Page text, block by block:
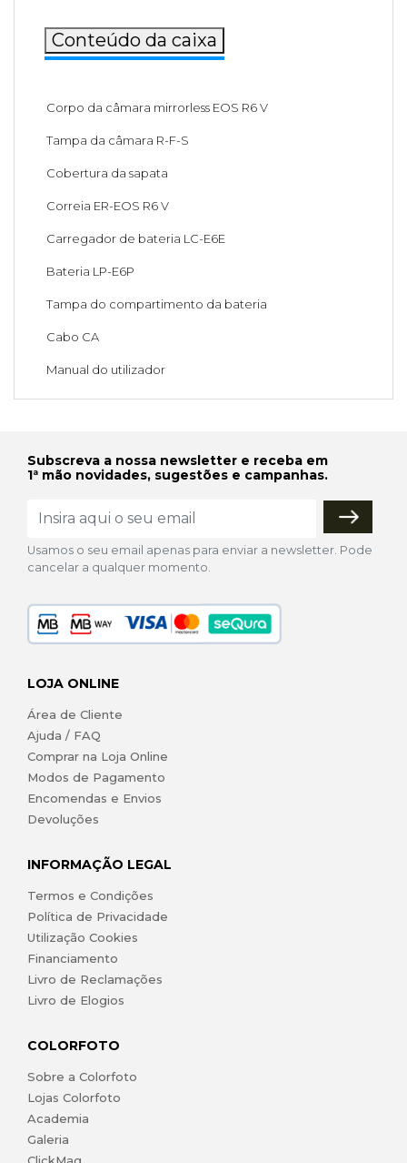
Conteúdo da caixa
Corpo da câmara mirrorless EOS R6 V
Tampa da câmara R-F-S
Cobertura da sapata
Correia ER-EOS R6 V
Carregador de bateria LC-E6E
Bateria LP-E6P
Tampa do compartimento da bateria
Cabo CA
Manual do utilizador
Subscreva a nossa newsletter e receba em
1ª mão novidades, sugestões e campanhas.
Usamos o seu email apenas para enviar a newsletter. Pode
cancelar a qualquer momento.
LOJA ONLINE
Área de Cliente
Ajuda / FAQ
Comprar na Loja Online
Modos de Pagamento
Encomendas e Envios
Devoluções
INFORMAÇÃO LEGAL
Termos e Condições
Política de Privacidade
Utilização Cookies
Financiamento
Livro de Reclamações
Livro de Elogios
COLORFOTO
Sobre a Colorfoto
Lojas Colorfoto
Academia
Galeria